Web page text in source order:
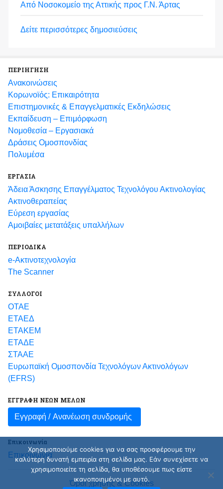
Από Νοσοκομείο της Αττικής προς Γ.Ν. Άρτας
Δείτε περισσότερες δημοσιεύσεις
ΠΕΡΙΗΓΗΣΗ
Ανακοινώσεις
Κορωνοϊός: Επικαιρότητα
Eπιστημονικές & Επαγγελματικές Eκδηλώσεις
Εκπαίδευση – Επιμόρφωση
Νομοθεσία – Εργασιακά
Δράσεις Ομοσπονδίας
Πολυμέσα
ΕΡΓΑΣΙΑ
Άδεια Άσκησης Επαγγέλματος Τεχνολόγου Ακτινολογίας
Ακτινοθεραπείας
Εύρεση εργασίας
Αμοιβαίες μετατάξεις υπαλλήλων
ΠΕΡΙΟΔΙΚΑ
e-Ακτινοτεχνολογία
The Scanner
ΣΥΛΛΟΓΟΙ
ΟΤΑΕ
ΕΤΑΕΔ
ΕΤΑΚΕΜ
ΕΤΑΔΕ
ΣΤΑΑΕ
Ευρωπαϊκή Ομοσπονδία Τεχνολόγων Ακτινολόγων
(EFRS)
ΕΓΓΡΑΦΗ ΝΕΩΝ ΜΕΛΩΝ
Εγγραφή / Ανανέωση συνδρομής
Επικοινωνία
Επικοινωνία
Όροι χρήσης & Cookies
Χρησιμοποιούμε cookies για να σας προσφέρουμε την
καλύτερη δυνατή εμπειρία στη σελίδα μας. Εάν συνεχίσετε να
χρησιμοποιείτε τη σελίδα, θα υποθέσουμε πως είστε
ικανοποιημένοι με αυτό.